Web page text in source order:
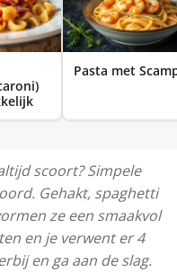
Pasta met
scoort? Simpele
Gehakt, spaghetti
ze een smaakvol
en je verwent er 4
en ga aan de slag.